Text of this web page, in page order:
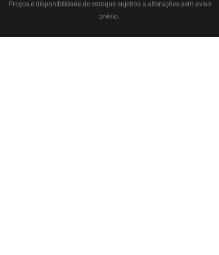
Preços e disponibilidade de estoque sujeitos a alterações sem aviso
prévio.